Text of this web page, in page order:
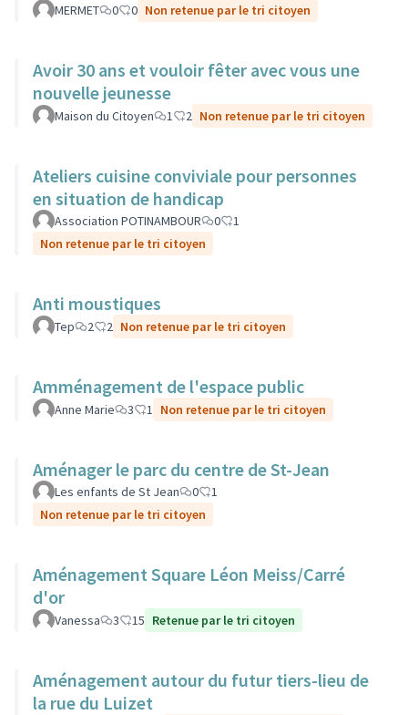
MERMET 0 0 Non retenue par le tri citoyen
Avoir 30 ans et vouloir fêter avec vous une
nouvelle jeunesse
Maison du Citoyen 1 2 Non retenue par le tri citoyen
Ateliers cuisine conviviale pour personnes
en situation de handicap
Association POTINAMBOUR 0
1
Non retenue par le tri citoyen
Anti moustiques
Tep 2 2 Non retenue par le tri citoyen
Amménagement de l'espace public
Anne Marie 3 1 Non retenue par le tri citoyen
Aménager le parc du centre de St-Jean
Les enfants de St Jean 0
1
Non retenue par le tri citoyen
Aménagement Square Léon Meiss/Carré
d'or
Vanessa 3 15 Retenue par le tri citoyen
Aménagement autour du futur tiers-lieu de
la rue du Luizet